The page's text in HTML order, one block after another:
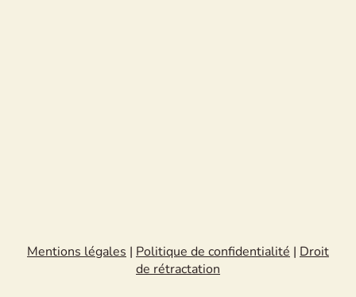
Mentions légales | Politique de confidentialité | Droit
de rétractation